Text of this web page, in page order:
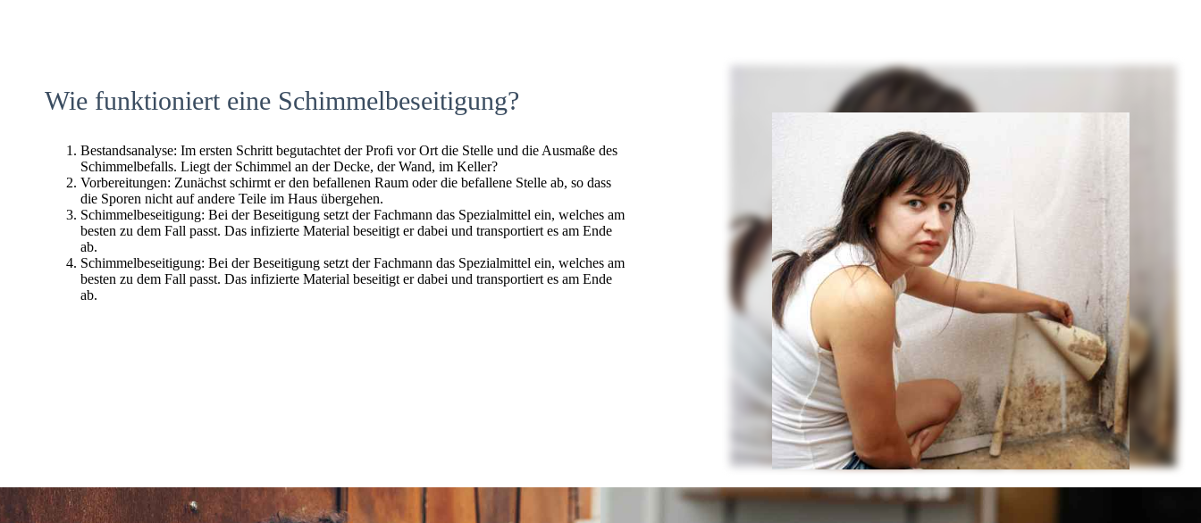
Wie funktioniert eine Schimmelbeseitigung?
Bestandsanalyse: Im ersten Schritt begutachtet der Profi vor Ort die Stelle und die Ausmaße des
Schimmelbefalls. Liegt der Schimmel an der Decke, der Wand, im Keller?
Vorbereitungen: Zunächst schirmt er den befallenen Raum oder die befallene Stelle ab, so dass
die Sporen nicht auf andere Teile im Haus übergehen.
Schimmelbeseitigung: Bei der Beseitigung setzt der Fachmann das Spezialmittel ein, welches am
besten zu dem Fall passt. Das infizierte Material beseitigt er dabei und transportiert es am Ende
ab.
Schimmelbeseitigung: Bei der Beseitigung setzt der Fachmann das Spezialmittel ein, welches am
besten zu dem Fall passt. Das infizierte Material beseitigt er dabei und transportiert es am Ende
ab.